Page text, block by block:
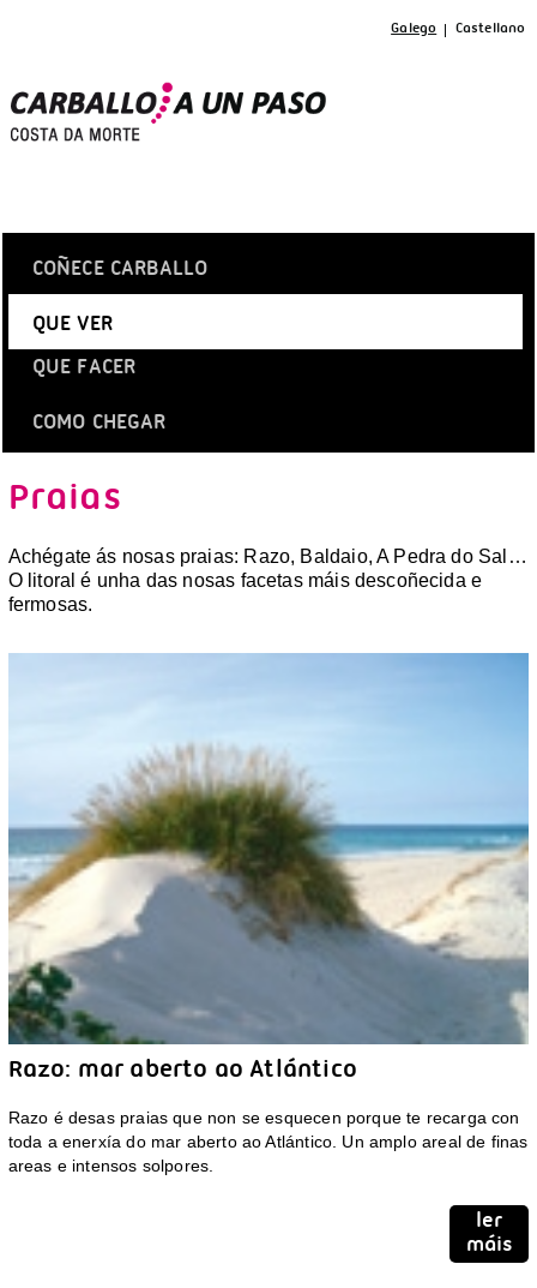
Galego Castellano
COÑECE CARBALLO
QUE VER
QUE FACER
COMO CHEGAR
Praias
Achégate ás nosas praias: Razo, Baldaio, A Pedra do Sal…
O litoral é unha das nosas facetas máis descoñecida e
fermosas.
Razo: mar aberto ao Atlántico
Razo é desas praias que non se esquecen porque te recarga con
toda a enerxía do mar aberto ao Atlántico. Un amplo areal de finas
areas e intensos solpores.
ler
máis